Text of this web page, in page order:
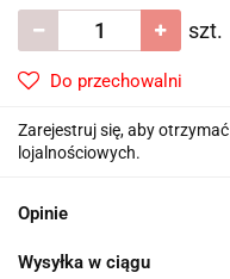
szt.
Do przechowalni
Zarejestruj się, aby
lojalnościowych.
Opinie
Wysyłka w ciągu